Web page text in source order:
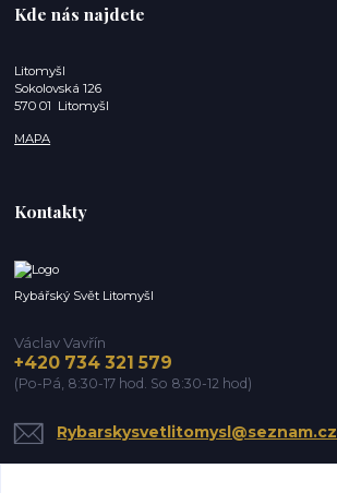
Kde nás najdete
Litomyšl
Sokolovská 126
570 01 Litomyšl
MAPA
Kontakty
Rybářský Svět Litomyšl
Václav Vavřín
+420 734 321 579
(Po-Pá, 8:30-17 hod. So 8:30-12 hod)
Rybarskysvetlitomysl@seznam.cz